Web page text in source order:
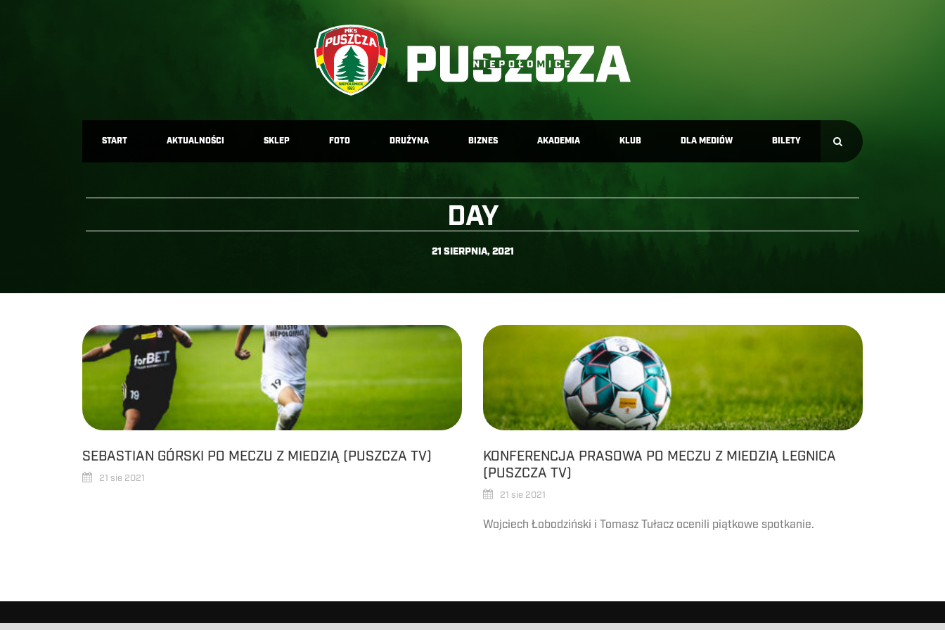
START AKTUALNOŚCI SKLEP FOTO DRUŻYNA BIZNES AKADEMIA KLUB DLA MEDIÓW BILETY
DAY
21 SIERPNIA, 2021
SEBASTIAN GÓRSKI PO MECZU Z MIEDZIĄ (PUSZCZA TV)
21 sie 2021
KONFERENCJA PRASOWA PO MECZU Z MIEDZIĄ LEGNICA
(PUSZCZA TV)
21 sie 2021
Wojciech Łobodziński i Tomasz Tułacz ocenili piątkowe spotkanie.